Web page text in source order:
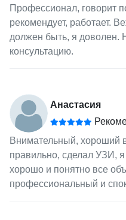
Профессионал, говорит
рекомендует, работает.
должен быть, я доволен.
консультацию.
Анастасия
Внимательный, хороший
правильно, сделал УЗИ,
хорошо и понятно все
профессиональный и